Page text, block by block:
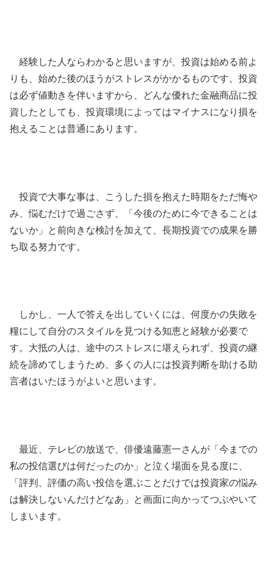
経験した人ならわかると思いますが、投資は始める前よ
りも、始めた後のほうがストレスがかかるものです。投資
は必ず値動きを伴いますから、どんな優れた金融商品に投
資したとしても、投資環境によってはマイナスになり損を
抱えることは普通にあります。
投資で大事な事は、こうした損を抱えた時期をただ悔や
み、悩むだけで過ごさず、「今後のために今できることは
ないか」と前向きな検討を加えて、長期投資での成果を勝
ち取る努力です。
しかし、一人で答えを出していくには、何度かの失敗を
糧にして自分のスタイルを見つける知恵と経験が必要で
す。大抵の人は、途中のストレスに堪えられず、投資の継
続を諦めてしまうため、多くの人には投資判断を助ける助
言者はいたほうがよいと思います。
最近、テレビの放送で、俳優遠藤憲一さんが「今までの
私の投信選びは何だったのか」と泣く場面を見る度に、
「評判、評価の高い投信を選ぶことだけでは投資家の悩み
は解決しないんだけどなあ」と画面に向かってつぶやいて
しまいます。